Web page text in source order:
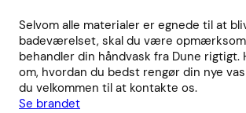
Selvom alle materialer er egnede til at
badeværelset, skal du være opmærksom
behandler din håndvask fra Dune rigtigt.
om, hvordan du bedst rengør din nye
du velkommen til at kontakte os.
Se brandet